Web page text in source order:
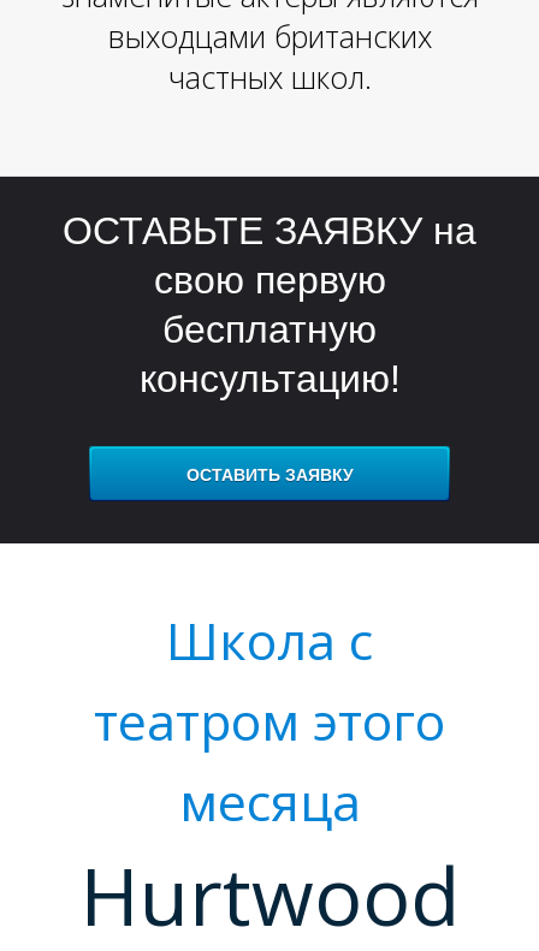
М
выходцами британских
частных школ.
ОСТАВЬТЕ ЗАЯВКУ на
свою первую
бесплатную
консультацию!
ОСТАВИТЬ ЗАЯВКУ
Школа с
театром этого
месяца
Hurtwood